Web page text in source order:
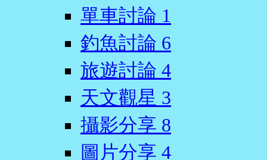
單車討論 1
釣魚討論 6
旅遊討論 4
天文觀星 3
攝影分享 8
圖片分享 4